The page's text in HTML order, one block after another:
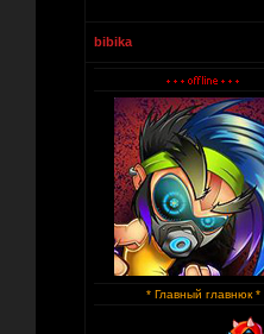
bibika
* Главный главнюк *